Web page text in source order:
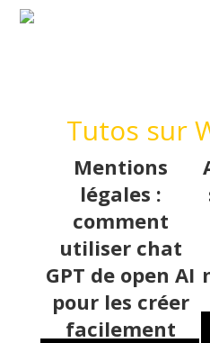
Tutos sur
Mentions
légales :
comment
utiliser chat
GPT de open AI
pour les créer
facilement